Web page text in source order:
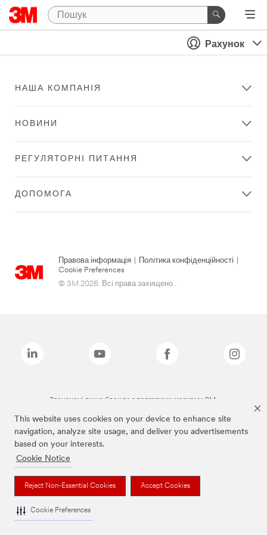
This website uses cookies on your device to enhance site
navigation, analyze site usage, and deliver you advertisements
based on your interests.
Cookie Notice
Reject Non-Essential Cookies Accept Cookies
Cookie Preferences
Рахунок
НАША КОМПАНІЯ
НОВИНИ
РЕГУЛЯТОРНІ ПИТАННЯ
ДОПОМОГА
Правова інформація Політика конфіденційності
Cookie Preferences
© 3M 2026. Всі права захищено..
Зазначені вище бренди є торговими марками 3M.